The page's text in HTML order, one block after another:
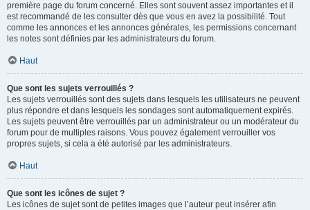
première page du forum concerné. Elles sont souvent assez importantes et il
est recommandé de les consulter dès que vous en avez la possibilité. Tout
comme les annonces et les annonces générales, les permissions concernant
les notes sont définies par les administrateurs du forum.
Haut
Que sont les sujets verrouillés ?
Les sujets verrouillés sont des sujets dans lesquels les utilisateurs ne peuvent
plus répondre et dans lesquels les sondages sont automatiquement expirés.
Les sujets peuvent être verrouillés par un administrateur ou un modérateur du
forum pour de multiples raisons. Vous pouvez également verrouiller vos
propres sujets, si cela a été autorisé par les administrateurs.
Haut
Que sont les icônes de sujet ?
Les icônes de sujet sont de petites images que l’auteur peut insérer afin